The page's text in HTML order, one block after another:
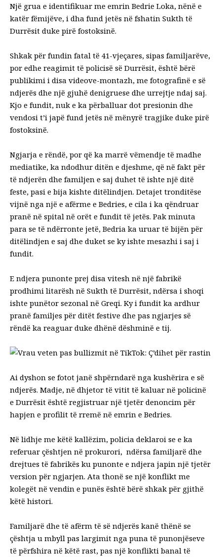
Një grua e identifikuar me emrin Bedrie Loka, nënë e
katër fëmijëve, i dha fund jetës në fshatin Sukth të
Durrësit duke pirë fostoksinë.
Shkak për fundin fatal të 41-vjeçares, sipas familjarëve,
por edhe reagimit të policisë së Durrësit, është bërë
publikimi i disa videove-montazh, me fotografinë e së
ndjerës dhe një gjuhë denigruese dhe urrejtje ndaj saj.
Kjo e fundit, nuk e ka përballuar dot presionin dhe
vendosi t’i japë fund jetës në mënyrë tragjike duke pirë
fostoksinë.
Ngjarja e rëndë, por që ka marrë vëmendje të madhe
mediatike, ka ndodhur ditën e djeshme, që në fakt për
të ndjerën dhe familjen e saj duhet të ishte një ditë
feste, pasi e bija kishte ditëlindjen. Detajet tronditëse
vijnë nga një e afërme e Bedries, e cila i ka qëndruar
pranë në spital në orët e fundit të jetës. Pak minuta
para se të ndërronte jetë, Bedria ka uruar të bijën për
ditëlindjen e saj dhe duket se ky ishte mesazhi i saj i
fundit.
E ndjera punonte prej disa vitesh në një fabrikë
prodhimi litarësh në Sukth të Durrësit, ndërsa i shoqi
ishte punëtor sezonal në Greqi. Ky i fundit ka ardhur
pranë familjes për ditët festive dhe pas ngjarjes së
rëndë ka reaguar duke dhënë dëshminë e tij.
Ai dyshon se fotot janë shpërndarë nga kushërira e së
ndjerës. Madje, në dhjetor të vitit të kaluar në policinë
e Durrësit është regjistruar një tjetër denoncim për
hapjen e profilit të rremë në emrin e Bedries.
Në lidhje me këtë kallëzim, policia deklaroi se e ka
referuar çështjen në prokurori, ndërsa familjarë dhe
drejtues të fabrikës ku punonte e ndjera japin një tjetër
version për ngjarjen. Ata thonë se një konflikt me
kolegët në vendin e punës është bërë shkak për gjithë
këtë histori.
Familjarë dhe të afërm të së ndjerës kanë thënë se
çështja u mbyll pas largimit nga puna të punonjëseve
të përfshira në këtë rast, pas një konflikti banal të